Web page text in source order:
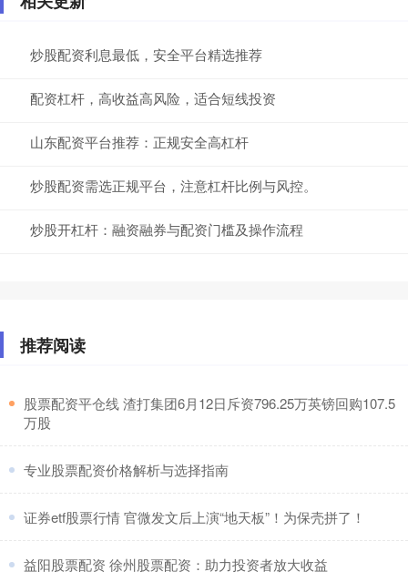
炒股配资利息最低，安全平台精选推荐
配资杠杆，高收益高风险，适合短线投资
山东配资平台推荐：正规安全高杠杆
炒股配资需选正规平台，注意杠杆比例与风控。
炒股开杠杆：融资融券与配资门槛及操作流程
推荐阅读
​股票配资平仓线 渣打集团6月12日斥资796.25万英镑回购107.5
万股
​专业股票配资价格解析与选择指南
​证券etf股票行情 官微发文后上演“地天板”！为保壳拼了！
​益阳股票配资 徐州股票配资：助力投资者放大收益